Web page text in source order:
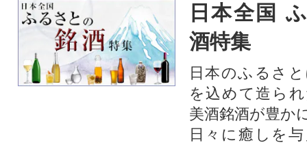
日本全国
酒特集
日本のふるさ
を込めて造ら
美酒銘酒が豊か
日々に癒しを